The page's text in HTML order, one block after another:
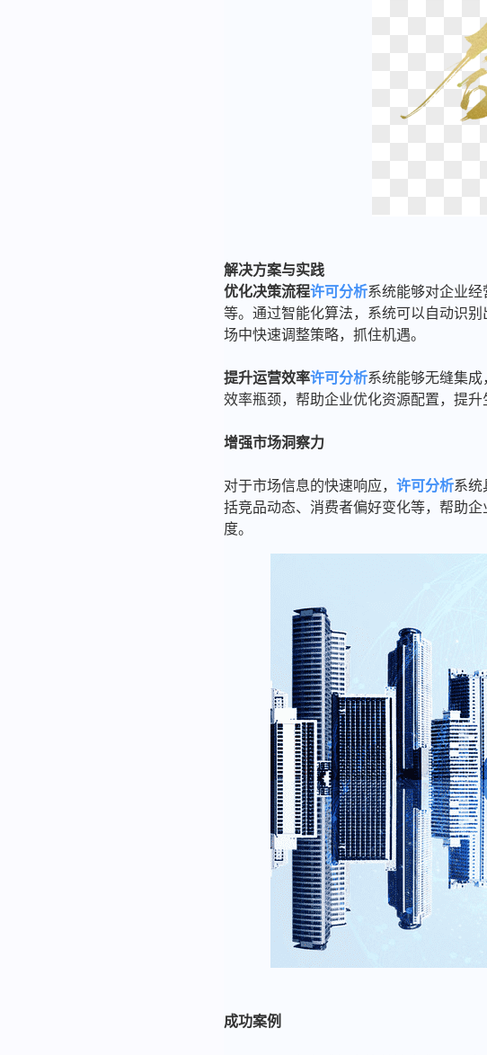
解决方案与实践
优化决策流程许可分析系统能够对企业
等。通过智能化算法，系统可以自动识
场中快速调整策略，抓住机遇。
提升运营效率许可分析系统能够无缝集成
效率瓶颈，帮助企业优化资源配置，提
增强市场洞察力
对于市场信息的快速响应， 许可分析系统
括竞品动态、消费者偏好变化等，帮助
度。
成功案例